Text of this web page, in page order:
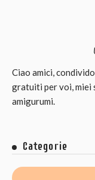
Ciao amici,
gratuiti per voi, miei
amigurumi.
Categorie